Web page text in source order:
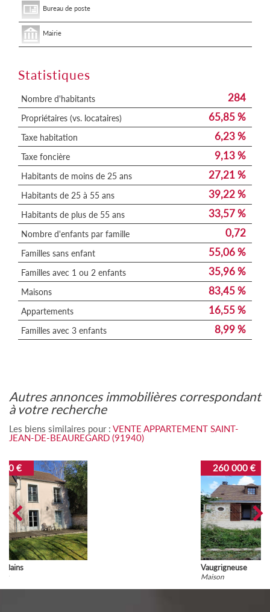
Bureau de poste
Mairie
Statistiques
Nombre d'habitants 284
Propriétaires (vs. locataires) 65,85 %
Taxe habitation 6,23 %
Taxe foncière 9,13 %
Habitants de moins de 25 ans 27,21 %
Habitants de 25 à 55 ans 39,22 %
Habitants de plus de 55 ans 33,57 %
Nombre d'enfants par famille 0,72
Familles sans enfant 55,06 %
Familles avec 1 ou 2 enfants 35,96 %
Maisons 83,45 %
Appartements 16,55 %
Familles avec 3 enfants 8,99 %
autres annonces immobilières correspondant
à votre recherche
Les biens similaires pour : VENTE APPARTEMENT SAINT-
JEAN-DE-BEAUREGARD (91940)
260 000 €